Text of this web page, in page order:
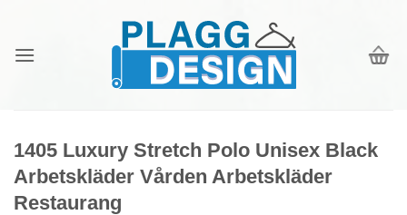
content
1405 Luxury Stretch Polo Unisex Black
Arbetskläder Vården Arbetskläder
Restaurang